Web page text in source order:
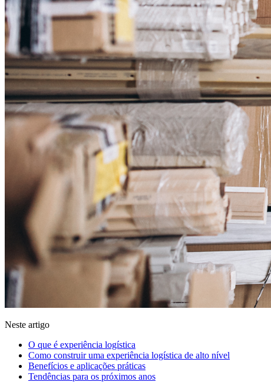
Neste artigo
O que é experiência logística
Como construir uma experiência logística de alto nível
Benefícios e aplicações práticas
Tendências para os próximos anos